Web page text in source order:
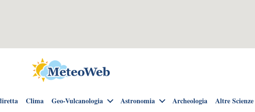
Clima Geo-Vulcanologia Astronomia Archeologia Altre Scienze